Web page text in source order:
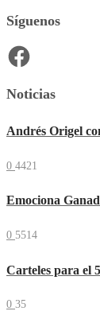
Síguenos
Facebook
Noticias
Andrés Origel
0 4421
Emociona
0 5514
Carteles para el
0 35